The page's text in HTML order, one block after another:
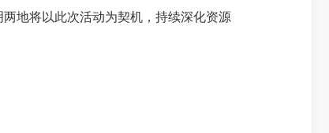
地将以此次活动为契机，持续深化资源